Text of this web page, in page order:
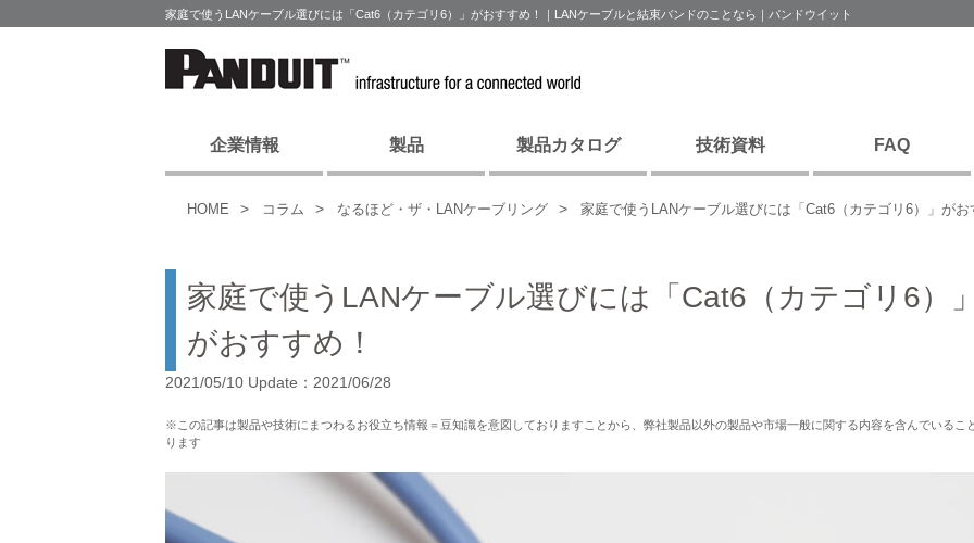
家庭で使うLANケーブル選びには「Cat6（カテゴリ6）」がおすすめ！｜LANケーブルと結束バンドのことなら｜パンドウイット
企業情報 製品 製品カタログ 技術資料 FAQ
HOME コラム なるほど・ザ・LANケーブリング 家庭で使うLANケーブル選びには「Cat6（カテゴリ6）」がお
家庭で使うLANケーブル選びには「Cat6（カテゴリ6）」
がおすすめ！
2021/05/10 Update：2021/06/28
※この記事は製品や技術にまつわるお役立ち情報＝豆知識を意図しておりますことから、弊社製品以外の製品や市場一般に関する内容を含んでいるこ
ります